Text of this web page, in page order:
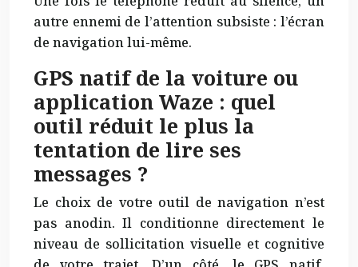
autre ennemi de l’attention subsiste : l’écran
de navigation lui-même.
GPS natif de la voiture ou
application Waze : quel
outil réduit le plus la
tentation de lire ses
messages ?
Le choix de votre outil de navigation n’est
pas anodin. Il conditionne directement le
niveau de sollicitation visuelle et cognitive